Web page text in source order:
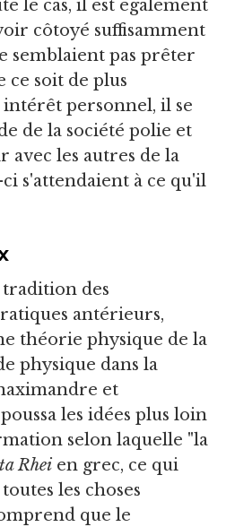
le cas, il est également
côtoyé suffisamment
semblaient pas prêter
ce soit de plus
personnel, il se
de la société polie et
avec les autres de la
s'attendaient à ce qu'il
tradition des
antérieurs,
théorie physique de la
physique dans la
et
les idées plus loin
selon laquelle "la
Rhei en grec, ce qui
les choses
que le